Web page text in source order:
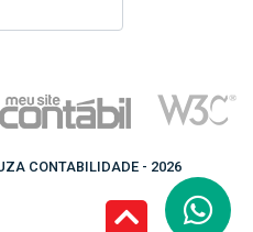
CONTABILIDADE - 2026